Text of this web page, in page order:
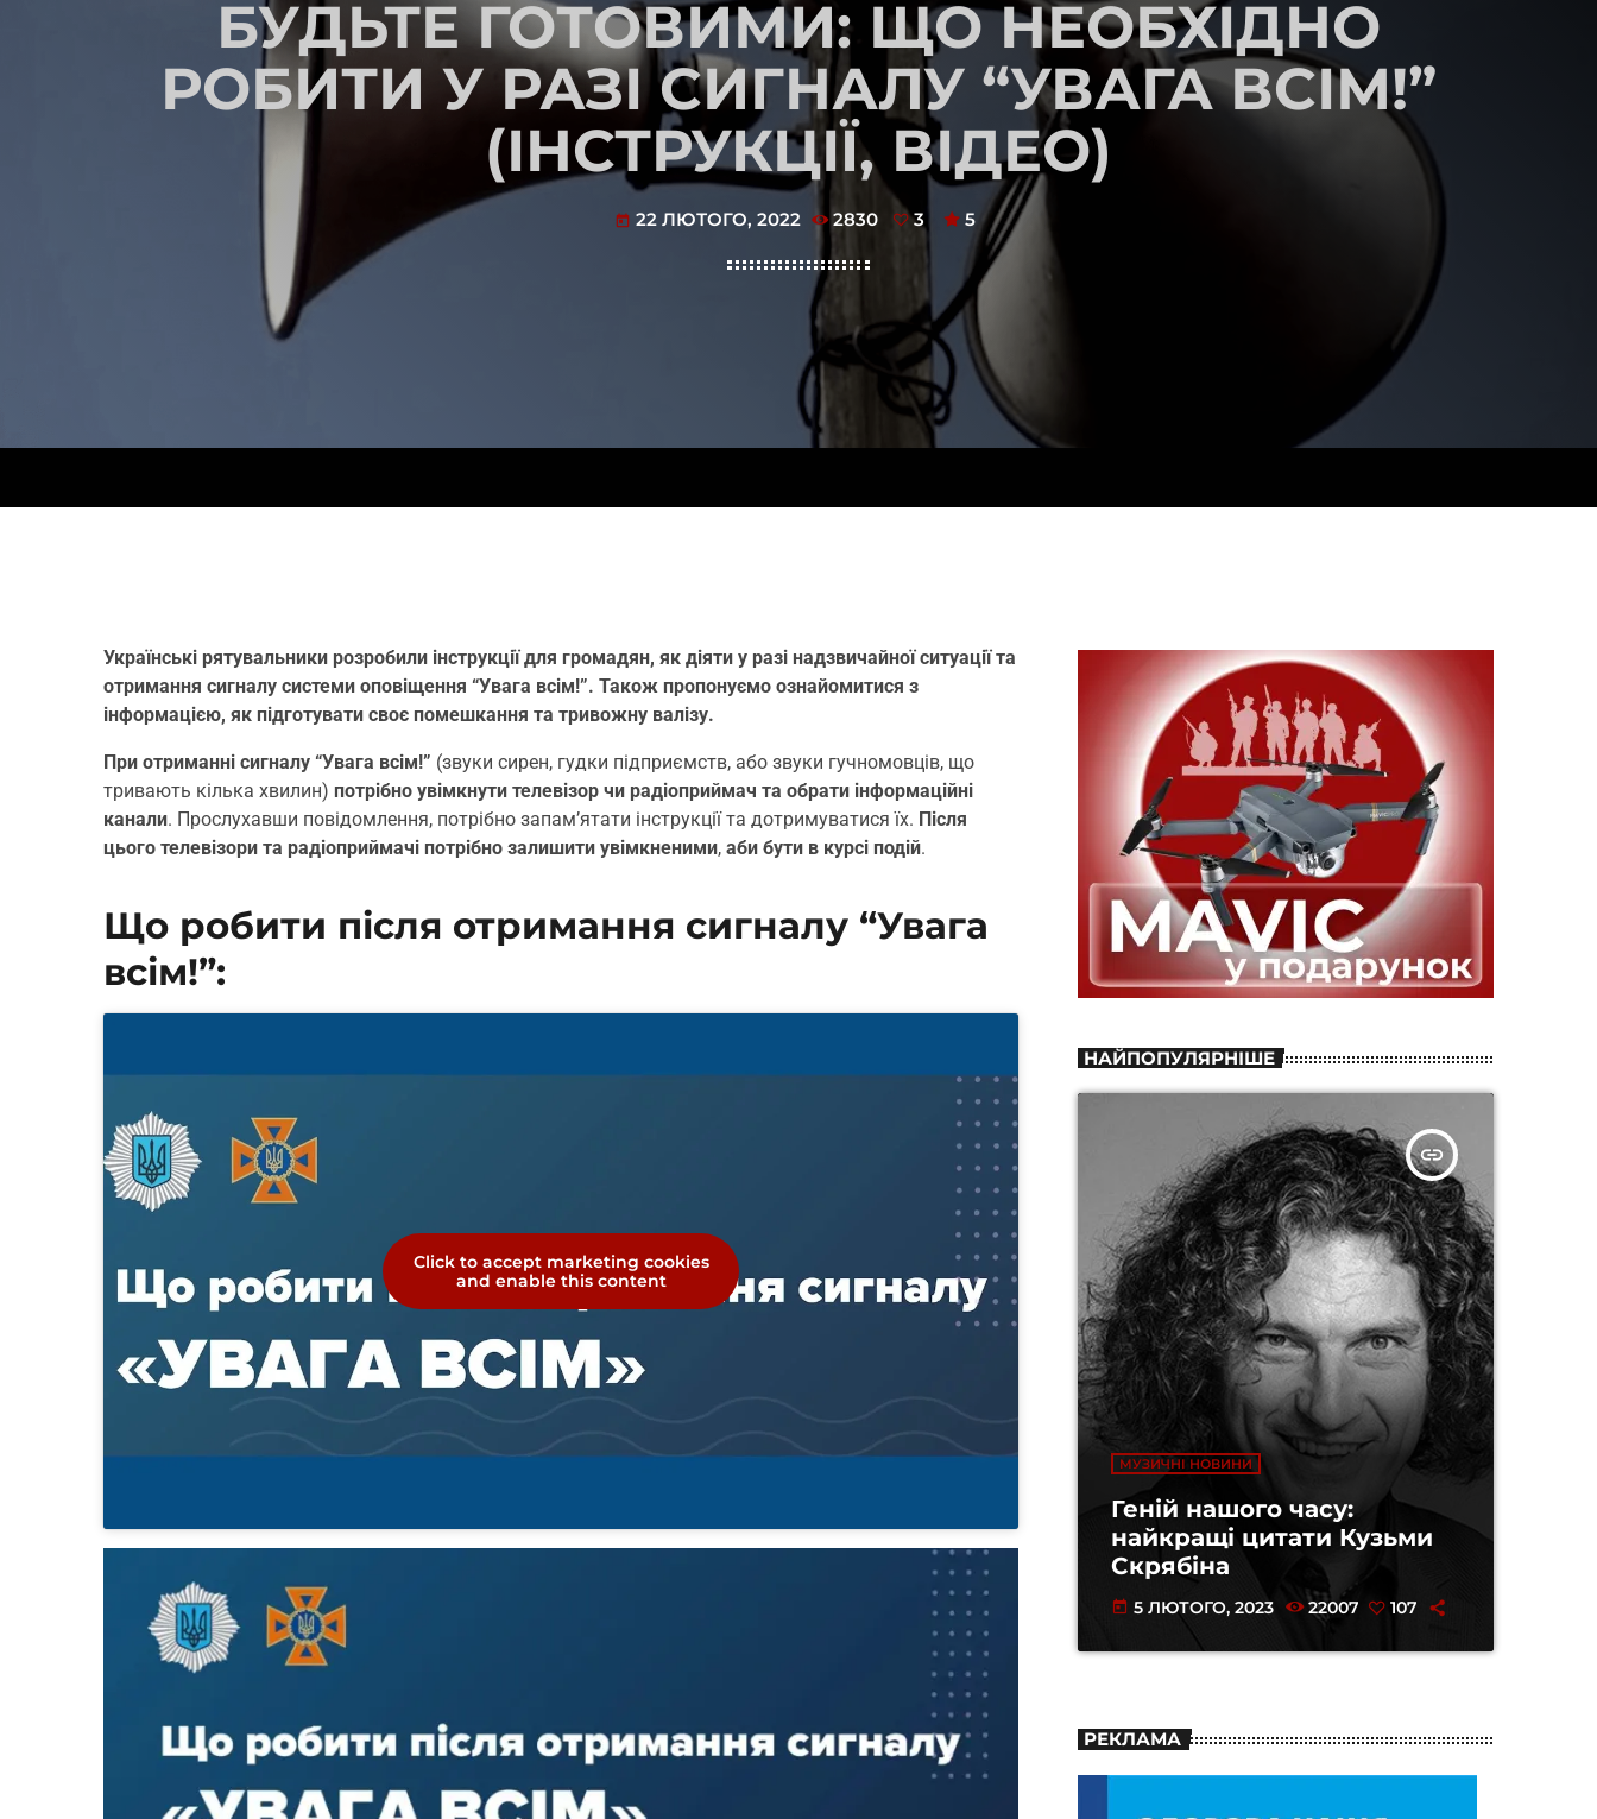
БУДЬТЕ ГОТОВИМИ: ЩО НЕОБХІДНО
РОБИТИ У РАЗІ СИГНАЛУ “УВАГА ВСІМ!”
(ІНСТРУКЦІЇ, ВІДЕО)
today 22 ЛЮТОГО, 2022 2830 3 5
Українські рятувальники розробили інструкції для громадян, як діяти у разі надзвичайної ситуації та
отримання сигналу системи оповіщення “Увага всім!”. Також пропонуємо ознайомитися з
інформацією, як підготувати своє помешкання та тривожну валізу.
При отриманні сигналу “Увага всім!” (звуки сирен, гудки підприємств, або звуки гучномовців, що
тривають кілька хвилин) потрібно увімкнути телевізор чи радіоприймач та обрати інформаційні
канали. Прослухавши повідомлення, потрібно запам’ятати інструкції та дотримуватися їх. Після
цього телевізори та радіоприймачі потрібно залишити увімкненими, аби бути в курсі подій.
Що робити після отримання сигналу “Увага
всім!”:
Click to accept marketing cookies
and enable this content
НАЙПОПУЛЯРНІШЕ
insert_link
МУЗИЧНІ НОВИНИ
Геній нашого часу:
найкращі цитати Кузьми
Скрябіна
today 5 ЛЮТОГО, 2023 22007 107
РЕКЛАМА